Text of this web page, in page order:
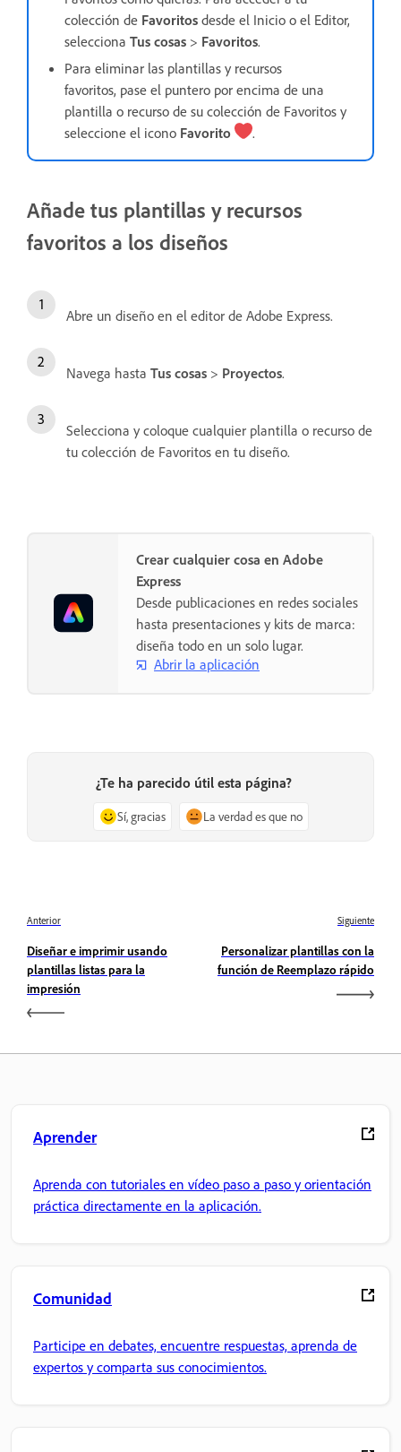
colección de Favoritos desde el Inicio o el Editor,
selecciona Tus cosas > Favoritos.
Para eliminar las plantillas y recursos
favoritos, pase el puntero por encima de una
plantilla o recurso de su colección de Favoritos y
seleccione el icono Favorito .
Añade tus plantillas y recursos
favoritos a los diseños
Abre un diseño en el editor de Adobe Express.
Navega hasta Tus cosas > Proyectos.
Selecciona y coloque cualquier plantilla o recurso de
tu colección de Favoritos en tu diseño.
Crear cualquier cosa en Adobe
Express
Desde publicaciones en redes sociales
hasta presentaciones y kits de marca:
diseña todo en un solo lugar.
Abrir la aplicación
¿Te ha parecido útil esta página?
Sí, gracias La verdad es que no
Anterior
Diseñar e imprimir usando
plantillas listas para la
impresión
Siguiente
Personalizar plantillas con la
función de Reemplazo rápido
Aprender
Aprenda con tutoriales en vídeo paso a paso y orientación
práctica directamente en la aplicación.
Comunidad
Participe en debates, encuentre respuestas, aprenda de
expertos y comparta sus conocimientos.